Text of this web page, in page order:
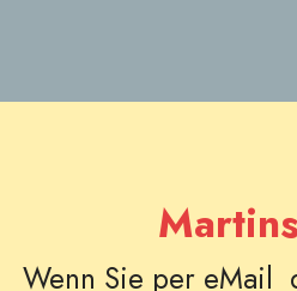
Wenn Sie per eMail